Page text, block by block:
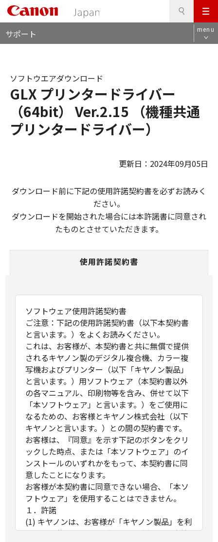
メ
ニ
ュ
サポート menu
GLX プリンタードライバー
（64bit） Ver.2.15 （機種共通
プリンタードライバー）
ソフトウエアダウンロード
更新日：2024年09月05日
ダウンロード前に下記の使用許諾契約書を必ずお読みく
ださい。
ダウンロードを開始された場合には本許諾書に同意され
たものとさせていただきます。
使用許諾契約書
ソフトウェア使用許諾契約書
ご注意：下記の使用許諾契約書（以下本契約書
と言います。）をよくお読みください。
これは、お客様が、本契約書と共に無償で提供
されるキヤノン製のデジタル複合機、カラー複
写機およびプリンター（以下「キヤノン製品」
と言います。）用ソフトウェア（本契約書以外
の各マニュアル、印刷物等を含み、併せて以下
「本ソフトウェア」と言います。）をご使用に
なるための、お客様とキヤノン株式会社（以下
キヤノンと言います。）との間の契約書です。
お客様は、『同意』を示す下記のボタンをクリ
ックした時点、または「本ソフトウェア」のイ
ンストールのいずれかをもって、本契約書に同
意したことになります。
お客様が本契約書に同意できない場合、「本ソ
フトウェア」を使用することはできません。
１．許諾
(1) キヤノンは、お客様が「キヤノン製品」を利
用する目的のために、「キヤノン製品」に直接